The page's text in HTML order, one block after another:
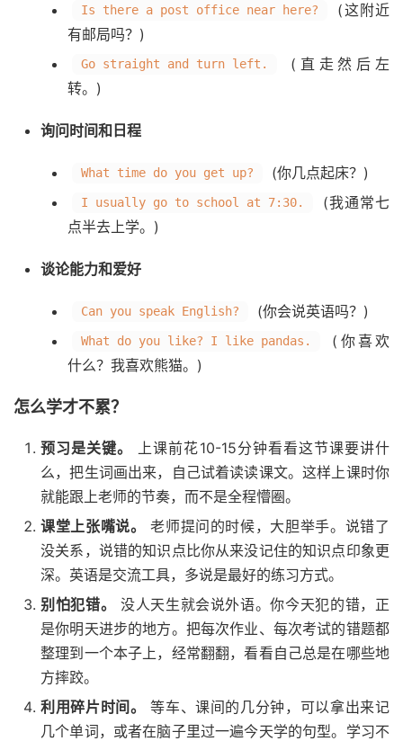
Is there a post office near here?
(这附近
有邮局吗？)
Go straight and turn left.
(直走然后左
转。)
询问时间和日程
What time do you get up? (你几点起床？)
I usually go to school at 7:30.
(我通常七
点半去上学。)
谈论能力和爱好
Can you speak English? (你会说英语吗？)
What do you like? I like pandas.
(你喜欢
什么？我喜欢熊猫。)
怎么学才不累？
预习是关键。
上课前花10-15分钟看看这节课要讲什
么，把生词画出来，自己试着读读课文。这样上课时你
就能跟上老师的节奏，而不是全程懵圈。
课堂上张嘴说。
老师提问的时候，大胆举手。说错了
没关系，说错的知识点比你从来没记住的知识点印象更
深。英语是交流工具，多说是最好的练习方式。
别怕犯错。
没人天生就会说外语。你今天犯的错，正
是你明天进步的地方。把每次作业、每次考试的错题都
整理到一个本子上，经常翻翻，看看自己总是在哪些地
方摔跤。
利用碎片时间。
等车、课间的几分钟，可以拿出来记
几个单词，或者在脑子里过一遍今天学的句型。学习不